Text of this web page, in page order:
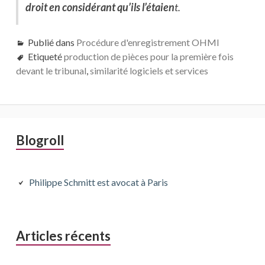
droit en considérant qu’ils l’étaient.
Publié dans Procédure d'enregistrement OHMI
Etiquetéproduction de pièces pour la première fois
devant le tribunal,similarité logiciels et services
Barre
principale
Blogroll
Philippe Schmitt est avocat à Paris
Articles récents